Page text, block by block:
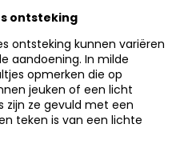
ontsteking
ontsteking kunnen variëren
aandoening. In milde
opmerken die op
jeuken of een licht
zijn ze gevuld met een
teken is van een lichte